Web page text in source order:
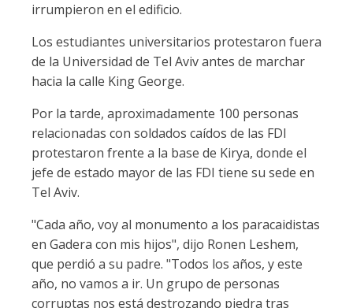
irrumpieron en el edificio.
Los estudiantes universitarios protestaron fuera
de la Universidad de Tel Aviv antes de marchar
hacia la calle King George.
Por la tarde, aproximadamente 100 personas
relacionadas con soldados caídos de las FDI
protestaron frente a la base de Kirya, donde el
jefe de estado mayor de las FDI tiene su sede en
Tel Aviv.
"Cada año, voy al monumento a los paracaidistas
en Gadera con mis hijos", dijo Ronen Leshem,
que perdió a su padre. "Todos los años, y este
año, no vamos a ir. Un grupo de personas
corruptas nos está destrozando piedra tras